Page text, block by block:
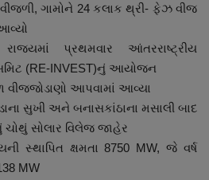
ગામોને 24 કલાક થ્રી- ફેઝ વીજ
પ્રથમવાર આંતરરાષ્ટ્રીય
(RE-INVEST)નું આયોજન
વીજજોડાણો આપવામાં આવ્યા
સુખી અને બનાસકાંઠાના મસાલી બાદ
ચોથું સોલાર વિલેજ જાહેર
સ્થાપિત ક્ષમતા 8750 MW, જે વર્ષ
MW